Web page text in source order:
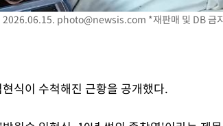
2026.06.15. photo@newsis.com *재판매 및 DB 금
식이 수척해진 근황을 공개했다.